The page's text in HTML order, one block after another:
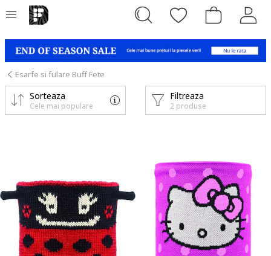
Esarfe si fulare Buff Fete
Filtreaza
2 produse
Sorteaza
Cele mai populare